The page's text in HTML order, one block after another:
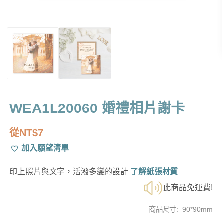
WEA1L20060 婚禮相片謝卡
從NT$7
加入願望清單
印上照片與文字，活潑多變的設計 了解紙張材質
此商品免運費!
商品尺寸: 90*90mm